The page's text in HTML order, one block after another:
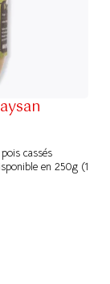
cassés
en 250g (1